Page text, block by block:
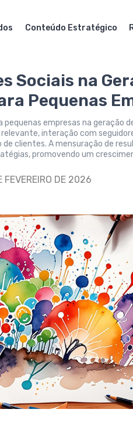
Conteúdo Estratégico
Sociais na
Pequenas
pequenas empresas na geração
interação com
clientes. A mensuração de
promovendo um
FEVEREIRO DE 2026